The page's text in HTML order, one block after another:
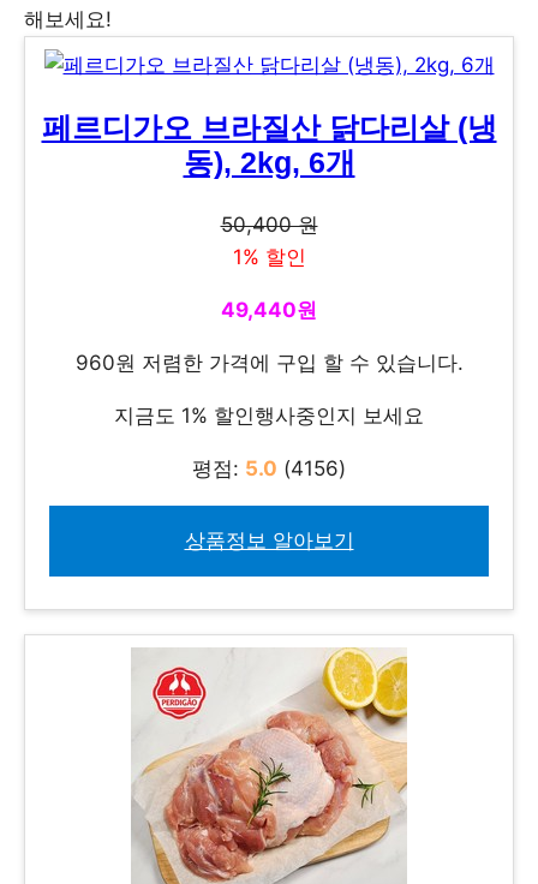
해보세요!
페르디가오 브라질산 닭다리살 (냉
동), 2kg, 6개
50,400 원
1% 할인
49,440원
960원 저렴한 가격에 구입 할 수 있습니다.
지금도 1% 할인행사중인지 보세요
평점: 5.0 (4156)
상품정보 알아보기